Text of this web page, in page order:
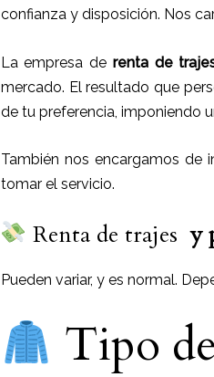
confianza y disposición. Nos
La empresa de renta de
mercado. El resultado que
de tu preferencia, imponiendo
También nos encargamos de
tomar el servicio.
Renta de trajesy
Pueden variar, y es normal.
Tipo